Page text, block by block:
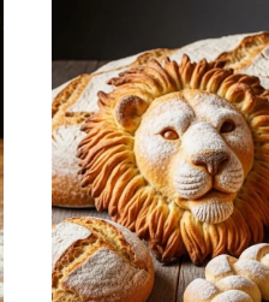
PASTELES
Y
TARTAS
CASERAS
CÓMO
SE
HACE